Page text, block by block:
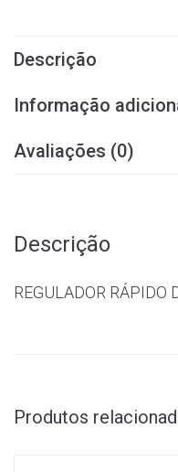
Descrição
Informação
Avaliações (0)
Descrição
REGULADOR RÁPIDO
Produtos